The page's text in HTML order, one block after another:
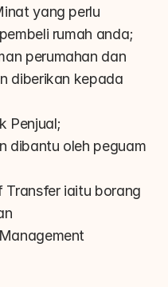
yang perlu
rumah anda;
perumahan dan
diberikan kepada
Penjual;
dibantu oleh peguam
Transfer iaitu borang